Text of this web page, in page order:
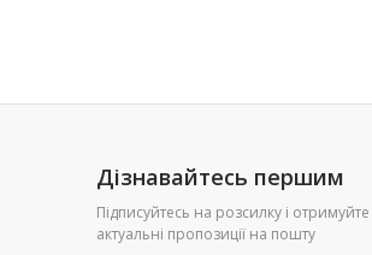
Дізнавайтесь першим
Підписуйтесь на розсилку і отримуйте
актуальні пропозиції на пошту